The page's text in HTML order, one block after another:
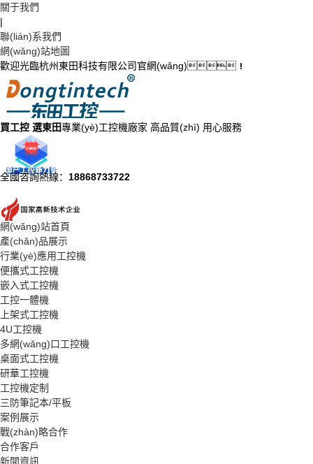
關于我們
|
聯(lián)系我們
網(wǎng)站地圖
歡迎光臨杭州東田科技有限公司官網(wǎng)！
買工控 選東田專業(yè)工控機廠家 高品質(zhì) 用心服務
全國咨詢熱線： 18868733722
網(wǎng)站首頁
產(chǎn)品展示
行業(yè)應用工控機
便攜式工控機
嵌入式工控機
工控一體機
上架式工控機
4U工控機
多網(wǎng)口工控機
桌面式工控機
研華工控機
工控機定制
三防筆記本/平板
案例展示
戰(zhàn)略合作
合作客戶
新聞資訊